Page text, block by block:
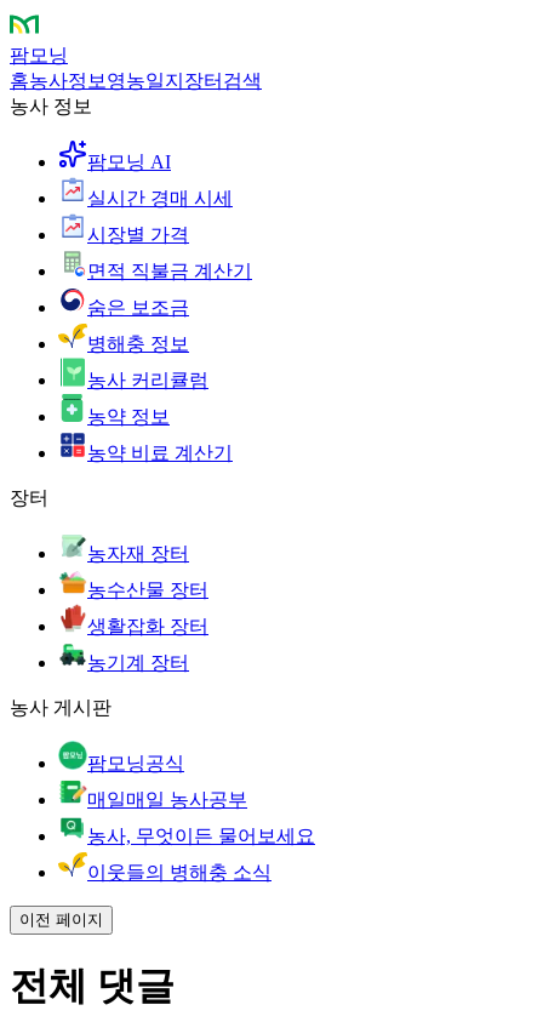
팜모닝
홈농사정보 영농일지 장터 검색
농사 정보
팜모닝 AI
실시간 경매 시세
시장별 가격
면적 직불금 계산기
숨은 보조금
병해충 정보
농사 커리큘럼
농약 정보
농약 비료 계산기
장터
농자재 장터
농수산물 장터
생활잡화 장터
농기계 장터
농사 게시판
팜모닝공식
매일매일 농사공부
농사, 무엇이든 물어보세요
이웃들의 병해충 소식
이전 페이지
전체 댓글